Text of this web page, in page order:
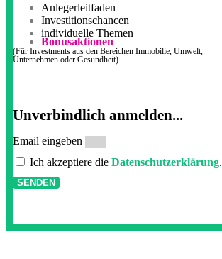
Anlegerleitfaden
Investitionschancen
individuelle Themen
Bonusaktionen
(Für Investments aus den Bereichen Immobilie, Umwelt,
Unternehmen oder Gesundheit)
Unverbindlich anmelden...
Email eingeben
Ich akzeptiere die Datenschutzerklärung.
SENDEN